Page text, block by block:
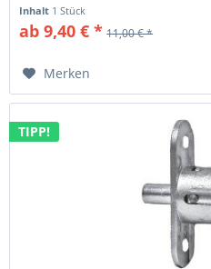
Inhalt 1 Stück
ab 9,40 € * 11,00 € *
Merken
TIPP!